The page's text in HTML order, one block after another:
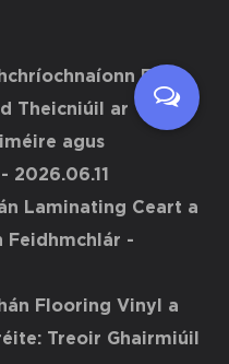
Fillte
Theicniúil ar
agus
- 2026.06.11
Laminating Ceart a
Feidhmchlár -
Flooring Vinyl a
Treoir Ghairmiúil